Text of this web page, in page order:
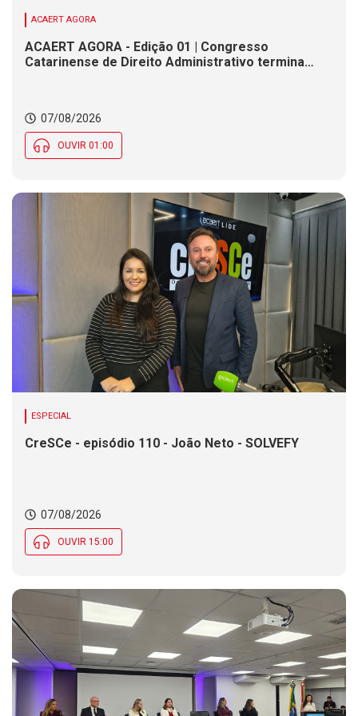
ACAERT AGORA
ACAERT AGORA - Edição 01 | Congresso
Catarinense de Direito Administrativo termina
mantém em parte de SC
07/08/2026
OUVIR 01:00
ESPECIAL
CreSCe - episódio 110 - João Neto - SOLVEFY
07/08/2026
OUVIR 15:00